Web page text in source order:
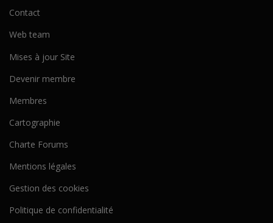
Contact
Web team
Mises à jour Site
Devenir membre
Membres
Cartographie
Charte Forums
Mentions légales
Gestion des cookies
Politique de confidentialité